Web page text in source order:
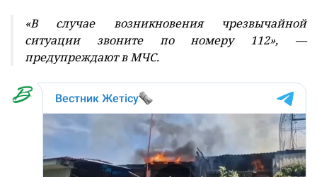
«В случае возникновения чрезвычайной
ситуации звоните по номеру 112», —
предупреждают в МЧС.